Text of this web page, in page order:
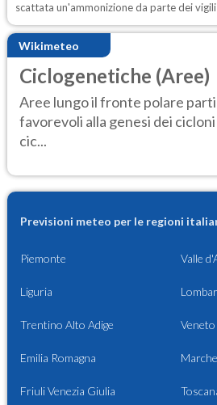
scattata un'ammonizione da parte dei
Wikimeteo
Ciclogenetiche (Aree)
Aree lungo il fronte polare
favorevoli alla genesi dei
cic...
Previsioni meteo per le regioni
Piemonte Valle
Liguria
Trentino Alto Adige Veneto
Emilia Romagna Marche
Friuli Venezia Giulia